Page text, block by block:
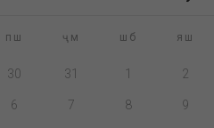
пш ҷм шб яш
30 31 1 2
6 7 8 9